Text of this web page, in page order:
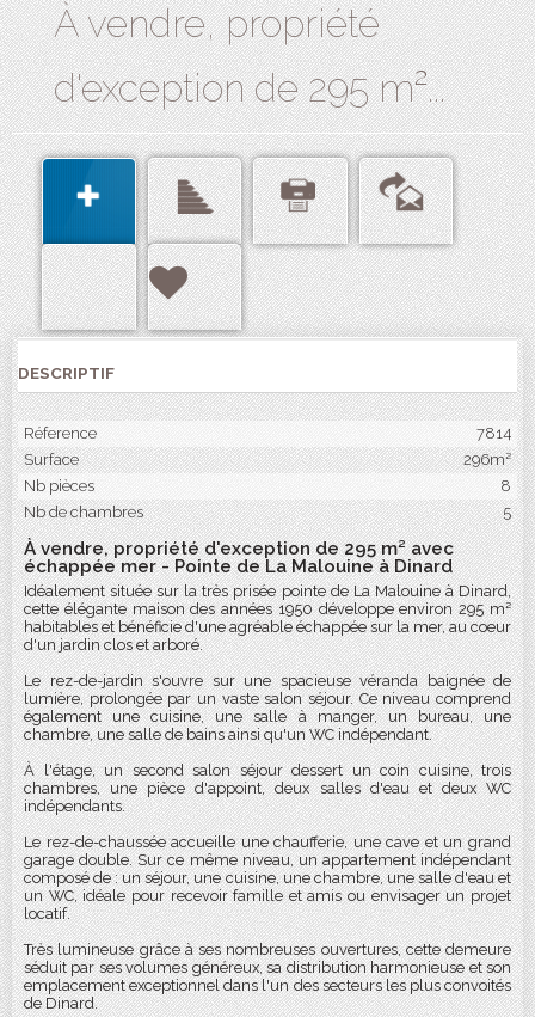
À vendre, propriété
d'exception de 295 m²...
DESCRIPTIF
Réference
7814
Surface
296m²
Nb pièces
8
Nb de chambres
5
À vendre, propriété d'exception de 295 m² avec
échappée mer - Pointe de La Malouine à Dinard
Idéalement située sur la très prisée pointe de La Malouine à Dinard,
cette élégante maison des années 1950 développe environ 295 m²
habitables et bénéficie d'une agréable échappée sur la mer, au coeur
d'un jardin clos et arboré.
Le rez-de-jardin s'ouvre sur une spacieuse véranda baignée de
lumière, prolongée par un vaste salon séjour. Ce niveau comprend
également une cuisine, une salle à manger, un bureau, une
chambre, une salle de bains ainsi qu'un WC indépendant.
À l'étage, un second salon séjour dessert un coin cuisine, trois
chambres, une pièce d'appoint, deux salles d'eau et deux WC
indépendants.
Le rez-de-chaussée accueille une chaufferie, une cave et un grand
garage double. Sur ce même niveau, un appartement indépendant
composé de : un séjour, une cuisine, une chambre, une salle d'eau et
un WC, idéale pour recevoir famille et amis ou envisager un projet
locatif.
Très lumineuse grâce à ses nombreuses ouvertures, cette demeure
séduit par ses volumes généreux, sa distribution harmonieuse et son
emplacement exceptionnel dans l'un des secteurs les plus convoités
de Dinard.